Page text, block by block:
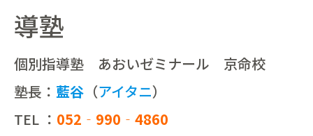
導塾
個別指導塾 あおいゼミナール 京命校
塾長： 藍谷 （アイタニ）
TEL ： 052‐990‐4860